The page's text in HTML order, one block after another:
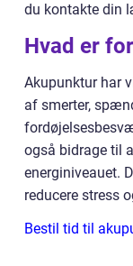
du kontakte din
Hvad er
Akupunktur har
af smerter,
også bidrage til
energiniveauet.
reducere stress
Bestil tid til